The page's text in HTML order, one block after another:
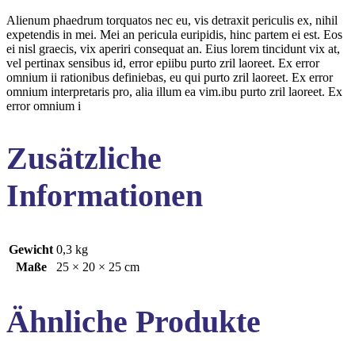
Alienum phaedrum torquatos nec eu, vis detraxit periculis ex, nihil
expetendis in mei. Mei an pericula euripidis, hinc partem ei est. Eos
ei nisl graecis, vix aperiri consequat an. Eius lorem tincidunt vix at,
vel pertinax sensibus id, error epiibu purto zril laoreet. Ex error
omnium ii rationibus definiebas, eu qui purto zril laoreet. Ex error
omnium interpretaris pro, alia illum ea vim.ibu purto zril laoreet. Ex
error omnium i
Zusätzliche
Informationen
Gewicht 0,3 kg
Maße
25 × 20 × 25 cm
Ähnliche Produkte